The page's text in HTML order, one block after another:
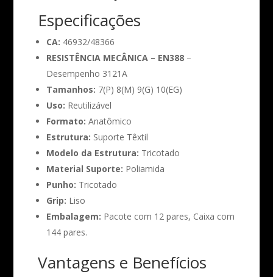
Especificações
CA: 46932/48366
RESISTÊNCIA MECÂNICA – EN388 –
Desempenho 3121A
Tamanhos: 7(P) 8(M) 9(G) 10(EG)
Uso: Reutilizável
Formato:Anatômico
Estrutura: Suporte Têxtil
Modelo da Estrutura: Tricotado
Material Suporte: Poliamida
Punho: Tricotado
Grip: Liso
Embalagem: Pacote com 12 pares, Caixa com
144 pares.
Vantagens e Benefícios